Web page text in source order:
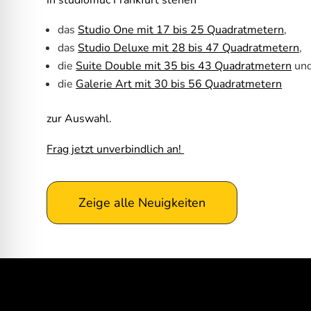
dasStudio One mit 17 bis 25 Quadratmetern,
dasStudio Deluxe mit 28 bis 47 Quadratmetern,
dieSuite Double mit 35 bis 43 Quadratmetern
die Galerie Art mit 30 bis 56 Quadratmetern
zur Auswahl.
Frag jetzt unverbindlich an!
Zeige alle Neuigkeiten